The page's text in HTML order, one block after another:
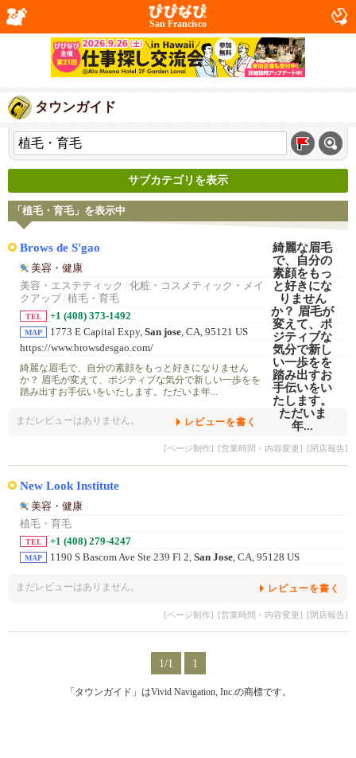
San Francisco
タウンガイド
サブカテゴリを表示
「植毛・育毛」を表示中
Brows de S'gao
美容・健康
美容・エステティック / 化粧・コスメティック・メイ
クアップ/ 植毛・育毛
TEL +1 (408) 373-1492
MAP 1773 E Capital Expy, San jose, CA, 95121 US
https://www.browsdesgao.com/
綺麗な眉毛で、自分の素顔をもっと好きになりません
か？ 眉毛が変えて、ポジティブな気分で新しい一歩をを
踏み出すお手伝いをいたします。ただいま年...
まだレビューはありません。 レビューを書く
[ページ制作] [営業時間・内容変更] [閉店報告]
New Look Institute
美容・健康
植毛・育毛
TEL +1 (408) 279-4247
MAP 1190 S Bascom Ave Ste 239 Fl 2, San Jose , CA, 95128 US
まだレビューはありません。 レビューを書く
[ページ制作] [営業時間・内容変更] [閉店報告]
1/1 1
「タウンガイド」はVivid Navigation, Inc.の商標です。